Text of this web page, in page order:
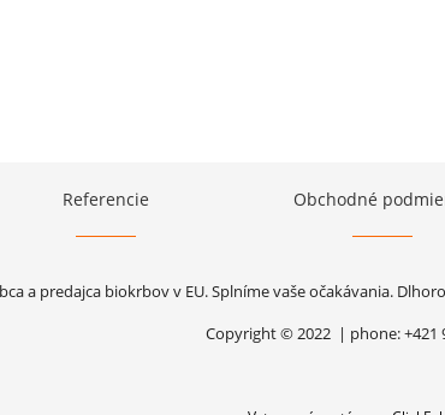
Referencie Obchodné
a predajca biokrbov v EU. Splníme vaše očakávania.
Copyright © 2022 | phone: +421